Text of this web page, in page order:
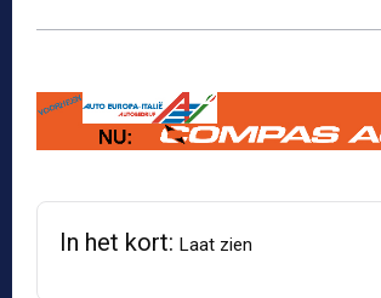
In het kort: Laat zien